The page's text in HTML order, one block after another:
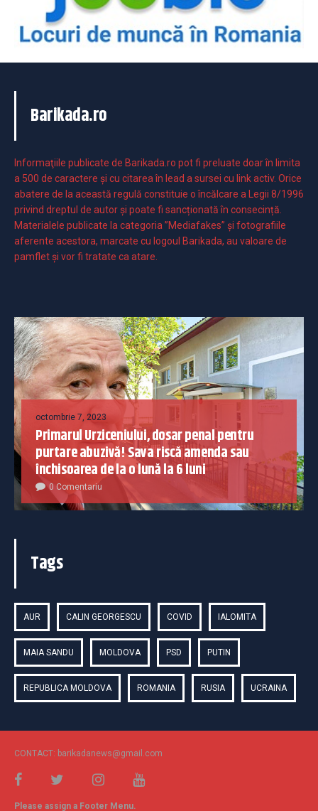
Barikada.ro
Informaţiile publicate de Barikada.ro pot fi preluate doar în limita
a 500 de caractere şi cu citarea în lead a sursei cu link activ. Orice
abatere de la această regulă constituie o încălcare a Legii 8/1996
privind dreptul de autor și poate fi sancționată în consecință.
Materialele publicate la categoria ”Mediafakes” și fotografiile
aferente acestora, marcate cu logoul Barikada, au valoare de
pamflet și vor fi tratate ca atare.
octombrie 7, 2023
Primarul Urziceniului, dosar penal pentru
purtare abuzivă! Sava riscă amenda sau
închisoarea de la o lună la 6 luni
0 Comentariu
Tags
AUR CALIN GEORGESCU COVID IALOMITA
MAIA SANDU MOLDOVA PSD PUTIN
REPUBLICA MOLDOVA ROMANIA RUSIA UCRAINA
CONTACT: barikadanews@gmail.com
Please assign a Footer Menu.